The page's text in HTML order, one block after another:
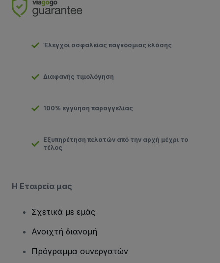
Έλεγχοι ασφαλείας παγκόσμιας κλάσης
Διαφανής τιμολόγηση
100% εγγύηση παραγγελίας
Εξυπηρέτηση πελατών από την αρχή μέχρι το
τέλος
Η Εταιρεία μας
Σχετικά με εμάς
Ανοιχτή διανομή
Πρόγραμμα συνεργατών